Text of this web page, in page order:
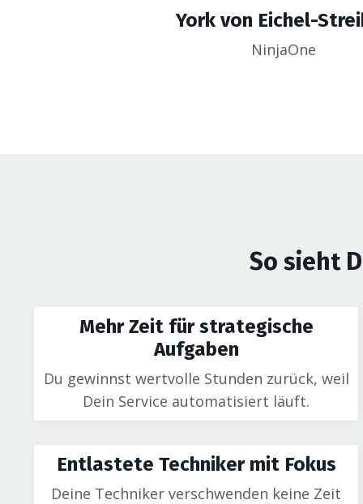
York von Eichel-
NinjaOne
So sieht
Mehr Zeit für strategische
Aufgaben
Du gewinnst wertvolle Stunden zurück, weil
Dein Service automatisiert läuft.
Entlastete Techniker mit Fokus
Deine Techniker verschwenden keine Zeit